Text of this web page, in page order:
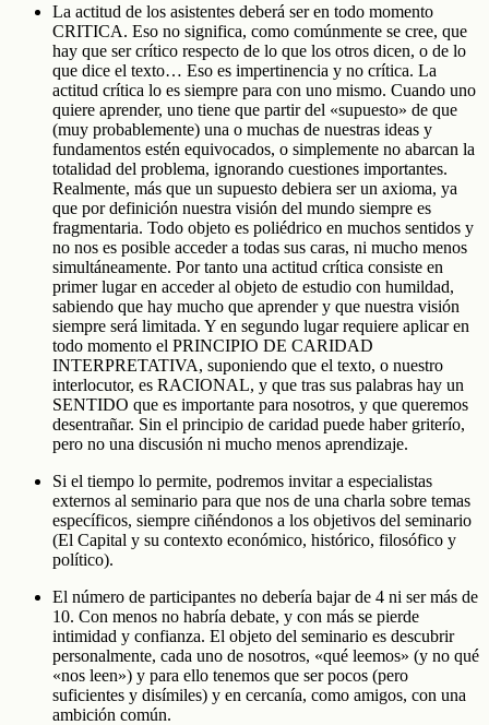
La actitud de los asistentes deberá ser en todo momento
CRITICA. Eso no significa, como comúnmente se cree, que
hay que ser crítico respecto de lo que los otros dicen, o de lo
que dice el texto… Eso es impertinencia y no crítica. La
actitud crítica lo es siempre para con uno mismo. Cuando uno
quiere aprender, uno tiene que partir del «supuesto» de que
(muy probablemente) una o muchas de nuestras ideas y
fundamentos estén equivocados, o simplemente no abarcan la
totalidad del problema, ignorando cuestiones importantes.
Realmente, más que un supuesto debiera ser un axioma, ya
que por definición nuestra visión del mundo siempre es
fragmentaria. Todo objeto es poliédrico en muchos sentidos y
no nos es posible acceder a todas sus caras, ni mucho menos
simultáneamente. Por tanto una actitud crítica consiste en
primer lugar en acceder al objeto de estudio con humildad,
sabiendo que hay mucho que aprender y que nuestra visión
siempre será limitada. Y en segundo lugar requiere aplicar en
todo momento el PRINCIPIO DE CARIDAD
INTERPRETATIVA, suponiendo que el texto, o nuestro
interlocutor, es RACIONAL, y que tras sus palabras hay un
SENTIDO que es importante para nosotros, y que queremos
desentrañar. Sin el principio de caridad puede haber griterío,
pero no una discusión ni mucho menos aprendizaje.
Si el tiempo lo permite, podremos invitar a especialistas
externos al seminario para que nos de una charla sobre temas
específicos, siempre ciñéndonos a los objetivos del seminario
(El Capital y su contexto económico, histórico, filosófico y
político).
El número de participantes no debería bajar de 4 ni ser más de
10. Con menos no habría debate, y con más se pierde
intimidad y confianza. El objeto del seminario es descubrir
personalmente, cada uno de nosotros, «qué leemos» (y no qué
«nos leen») y para ello tenemos que ser pocos (pero
suficientes y disímiles) y en cercanía, como amigos, con una
ambición común.